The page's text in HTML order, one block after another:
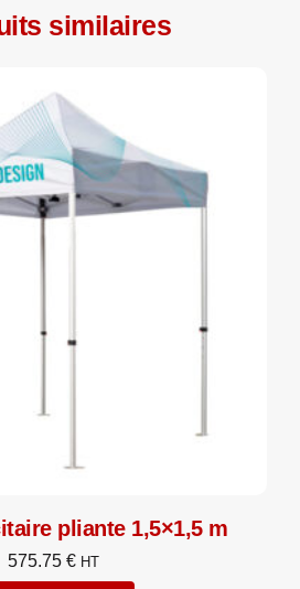
similaires
pliante 1,5×1,5 m
575.75 € HT